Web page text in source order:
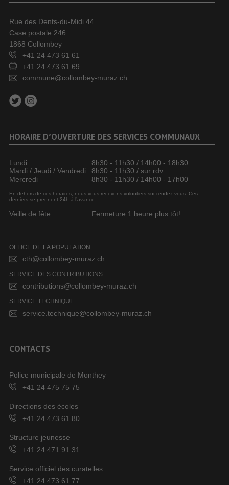
Rue des Dents-du-Midi 44
Case postale 246
1868 Collombey
+41 24 473 61 61
+41 24 473 61 69
commune@collombey-muraz.ch
HORAIRE D’OUVERTURE DES SERVICES COMMUNAUX
Lundi
8h30 - 11h30 / 14h00 - 18h30
Mardi / Jeudi / Vendredi
8h30 - 11h30 / sur rdv
Mercredi
8h30 - 11h30 / 14h00 - 17h00
En dehors de ces horaires, nous vous recevons volontiers sur rendez-vous. Ces
derniers se prennent 24h à l’avance.
Veille de fête Fermeture 1 heure plus tôt!
OFFICE DE LA POPULATION
cth@collombey-muraz.ch
SERVICE DES CONTRIBUTIONS
contributions@collombey-muraz.ch
SERVICE TECHNIQUE
service.technique@collombey-muraz.ch
CONTACTS
Police municipale de Monthey
+41 24 475 75 75
Directions des écoles
+41 24 473 61 80
Structure jeunesse
+41 24 471 91 31
Service officiel des curatelles
+41 24 473 61 77